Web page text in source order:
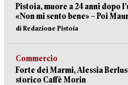
Pistoia, muore a 24 anni dopo
«Non mi sento bene» – Poi
di Redazione Pistoia
Commercio
Forte dei Marmi, Alessia
storico Caffè Morin